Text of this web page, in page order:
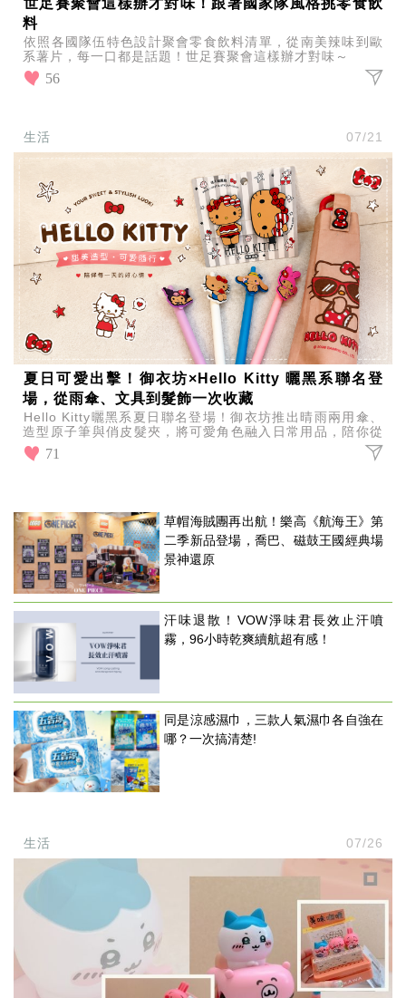
世足賽聚會這樣辦才對味！跟著國家隊風格挑零食飲
料
依照各國隊伍特色設計聚會零食飲料清單，從南美辣味到歐
系薯片，每一口都是話題！世足賽聚會這樣辦才對味～
56
生活 07/21
夏日可愛出擊！御衣坊×Hello Kitty 曬黑系聯名登
場，從雨傘、文具到髮飾一次收藏
Hello Kitty曬黑系夏日聯名登場！御衣坊推出晴雨兩用傘、
造型原子筆與俏皮髮夾，將可愛角色融入日常用品，陪你從
外出遮陽、工作學習到造型搭配，打造充滿少女心
71
草帽海賊團再出航！樂高《航海王》第
二季新品登場，喬巴、磁鼓王國經典場
景神還原
汗味退散！VOW淨味君長效止汗噴
霧，96小時乾爽續航超有感！
同是涼感濕巾，三款人氣濕巾各自強在
哪？一次搞清楚!
生活 07/26